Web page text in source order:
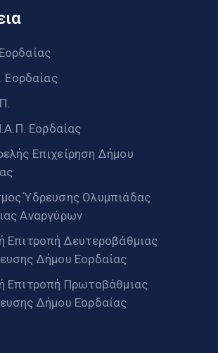
Εορδαίας
Εορδαίας
Επιχείρηση Δήμου
Ύδρευσης Ολυμπιάδας
Αναργύρων
Επιτροπή Δευτεροβάθμιας
Δήμου Εορδαίας
Επιτροπή Πρωτοβάθμιας
Δήμου Εορδαίας